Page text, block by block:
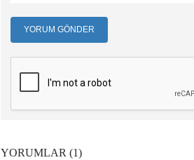
YORUM GÖNDER
YORUMLAR (1)